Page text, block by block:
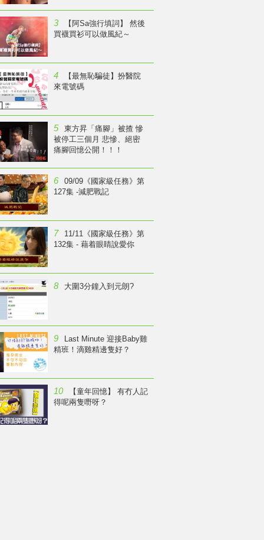
3
【阿Sa強行填詞】 然後
買襪買衫可以做風紀～
4
【最無恥騙徒】扮醫院
來電號碼
5
東方昇「痛腳」被揸 慘
被停工三個月 悲慘、絕密
痛腳回憶公開！！！
6
09/09《國家級任務》第
127集 -減肥戰記
7
11/11《國家級任務》第
132集 - 藉着眼睛說愛你
8 大圍3分鐘入到元朗?
9
Last Minute 迎接Baby雞
精班！滴雞精邊隻好？
10
【童年回憶】 有冇人記
得呢兩隻嘢呀？